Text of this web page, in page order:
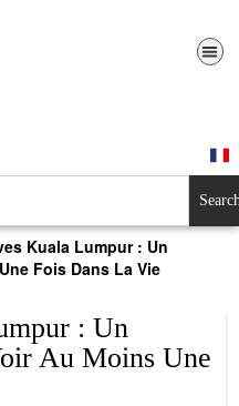
Kuala Lumpur : Un
Fois Dans La Vie
: Un
Au Moins Une